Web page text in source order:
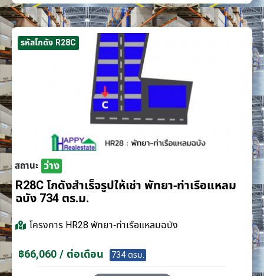
รหัสโกดัง R28C
สถานะ ว่าง
R28C โกดังสำเร็จรูปให้เช่า พัทยา-ท่าเรือแหลม
ฉบัง 734 ตร.ม.
โครงการ HR28 พัทยา-ท่าเรือแหลมฉบัง
฿66,060 / ต่อเดือน 734 ตรม.